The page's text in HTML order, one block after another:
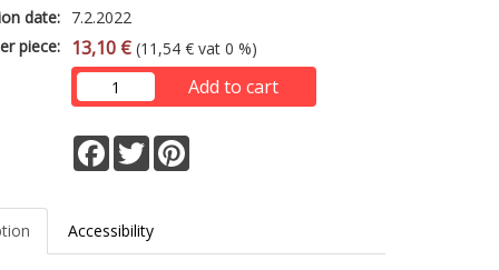
date: 7.2.2022
piece:
13,10 € (11,54 € vat 0 %)
Add to cart
Facebook
Twitter
Accessibility